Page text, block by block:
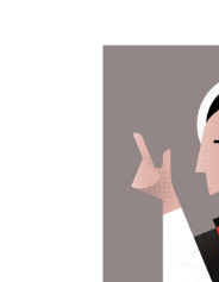
Durante la
Mayor de
Luis
En el Salón del
y poemas
como Salvador
Ferrán, entre otros.